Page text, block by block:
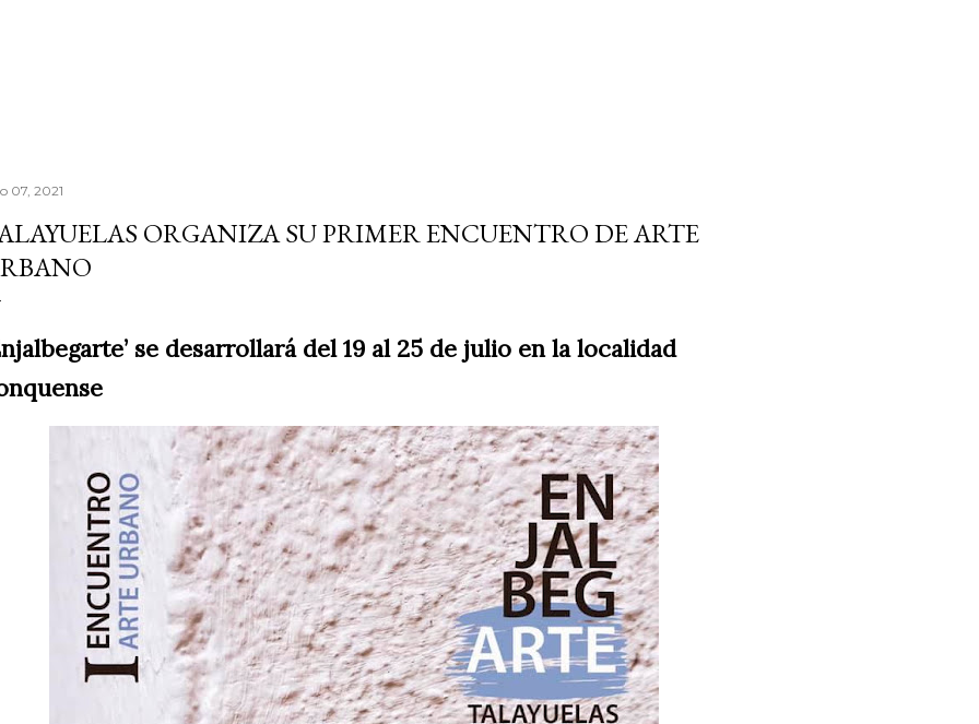
07, 2021
ORGANIZA SU PRIMER ENCUENTRO DE ARTE
se desarrollará del 19 al 25 de julio en la localidad